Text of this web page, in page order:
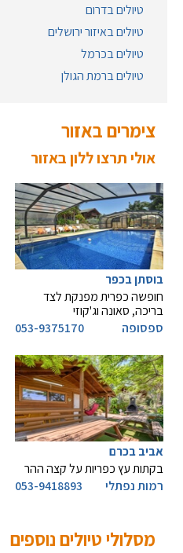
טיולים בדרום
טיולים באיזור ירושלים
טיולים בכרמל
טיולים ברמת הגולן
צימרים באזור
אולי תרצו ללון באזור
בוסתן בכפר
חופשה כפרית מפנקת לצד
בריכה, סאונה וג'קוזי
ספסופה
053-9375170
אביב בכרם
בקתות עץ כפריות על קצה ההר
רמות נפתלי
053-9418893
מסלולי טיולים נוספים